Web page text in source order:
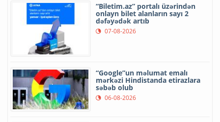
“Biletim.az” portalı üzərindən
onlayn bilet alanların sayı 2
dəfəyədək artıb
07-08-2026
“Google”un məlumat emalı
mərkəzi Hindistanda etirazlara
səbəb olub
06-08-2026